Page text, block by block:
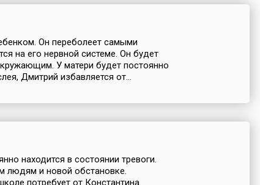
Он переболеет самыми
на его нервной системе. Он будет
У матери будет постоянно
Дмитрий избавляется от...
находится в состоянии тревоги.
людям и новой обстановке.
потребует от Константина